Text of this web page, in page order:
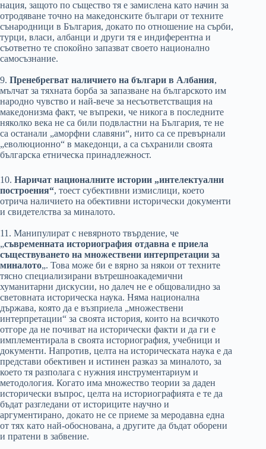
нация, защото по същество тя е замислена като начин за
отродяване точно на македонските българи от техните
сънародници в България, докато по отношение на сърби,
турци, власи, албанци и други тя е индиферентна и
съответно те спокойно запазват своето национално
самосъзнание.
9. Пренебрегват наличието на българи в Албания,
мълчат за тяхната борба за запазване на българското им
народно чувство и най-вече за несъответстващия на
македонизма факт, че въпреки, че никога в последните
няколко века не са били подвластни на България, те не
са останали „аморфни славяни“, нито са се превърнали
„еволюционно“ в македонци, а са съхранили своята
българска етническа принадлежност.
10. Наричат националните истории „интелектуални
построения“, тоест субективни измислици, което
отрича наличието на обективни исторически документи
и свидетелства за миналото.
11. Манипулират с невярното твърдение, че
„съвременната историография отдавна е приела
съществуването на множествени интерпретации за
миналото„. Това може би е вярно за някои от техните
тясно специализирани вътрешноакадемични
хуманитарни дискусии, но далеч не е общовалидно за
световната историческа наука. Няма национална
държава, която да е възприела „множествени
интерпретации“ за своята история, които на всичкото
отгоре да не почиват на исторически факти и да ги е
имплементирала в своята историография, учебници и
документи. Напротив, целта на историческата наука е да
представи обективен и истинен разказ за миналото, за
което тя разполага с нужния инструментариум и
методология. Когато има множество теории за даден
исторически въпрос, целта на историографията е те да
бъдат разгледани от историците научно и
аргументирано, докато не се приеме за меродавна една
от тях като най-обоснована, а другите да бъдат оборени
и пратени в забвение.